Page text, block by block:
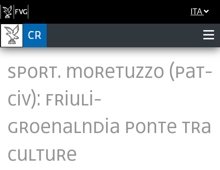
ITA
SPORT. MORETUZZO (PAT-
CIV): FRIULI-
GROENALNDIA PONTE TRA
CULTURE